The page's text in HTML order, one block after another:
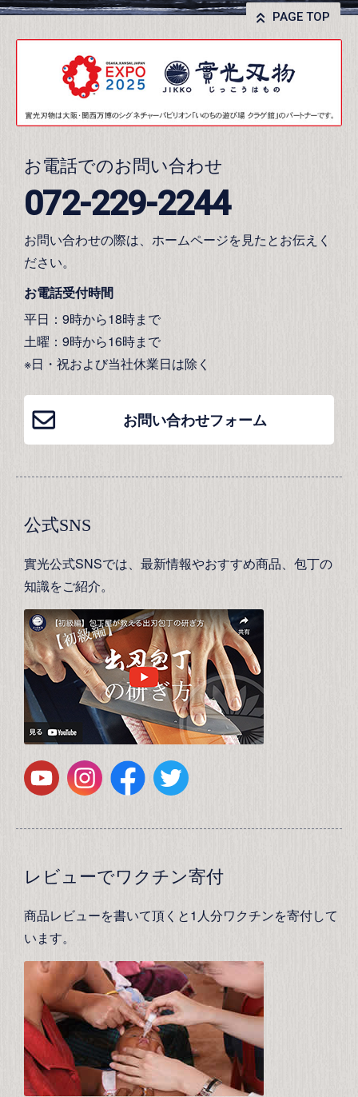
PAGE TOP
お電話でのお問い合わせ
072-229-2244
お問い合わせの際は、ホームページを見たとお伝えく
ださい。
お電話受付時間
平日：9時から18時まで
土曜：9時から16時まで
※日・祝および当社休業日は除く
お問い合わせフォーム
公式SNS
實光公式SNSでは、最新情報やおすすめ商品、包丁の
知識をご紹介。
レビューでワクチン寄付
商品レビューを書いて頂くと1人分ワクチンを寄付して
います。